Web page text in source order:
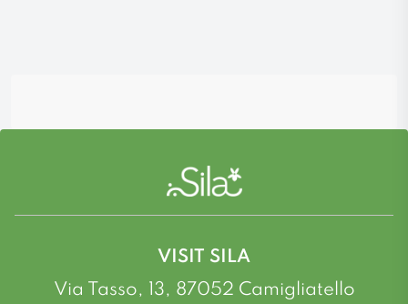
VISIT SILA
Via Tasso, 13, 87052 Camigliatello